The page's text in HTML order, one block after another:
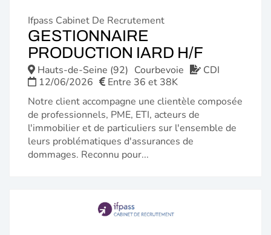
Ifpass Cabinet De Recrutement
GESTIONNAIRE
PRODUCTION IARD H/F
Hauts-de-Seine (92) Courbevoie
CDI
12/06/2026
Entre 36 et 38K
Notre client accompagne une clientèle composée
de professionnels, PME, ETI, acteurs de
l'immobilier et de particuliers sur l'ensemble de
leurs problématiques d'assurances de
dommages. Reconnu pour...